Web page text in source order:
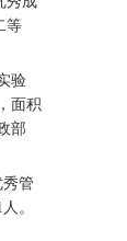
等
验
面积
部
管
。